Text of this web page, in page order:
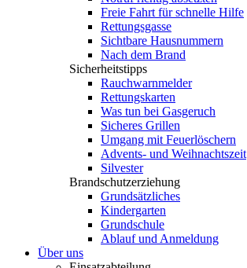
Freie Fahrt für schnelle Hilfe
Rettungsgasse
Sichtbare Hausnummern
Nach dem Brand
Sicherheitstipps
Rauchwarnmelder
Rettungskarten
Was tun bei Gasgeruch
Sicheres Grillen
Umgang mit Feuerlöschern
Advents- und Weihnachtszeit
Silvester
Brandschutzerziehung
Grundsätzliches
Kindergarten
Grundschule
Ablauf und Anmeldung
Über uns